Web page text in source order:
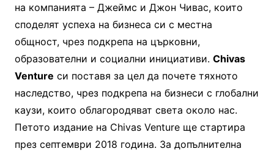
на компанията – Джеймс и Джон Чивас, които
споделят успеха на бизнеса си с местна
общност, чрез подкрепа на църковни,
образователни и социални инициативи. Chivas
Venture си поставя за цел да почете тяхното
наследство, чрез подкрепа на бизнеси с глобални
каузи, които облагородяват света около нас.
Петото издание на Chivas Venture ще стартира
през септември 2018 година. За допълнителна